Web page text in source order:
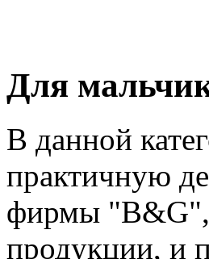
Для
В данной
практичную
фирмы "B&G",
продукции, и